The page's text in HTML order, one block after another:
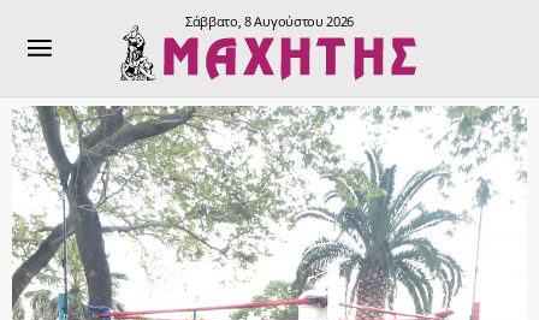
Σάββατο, 8 Αυγούστου 2026